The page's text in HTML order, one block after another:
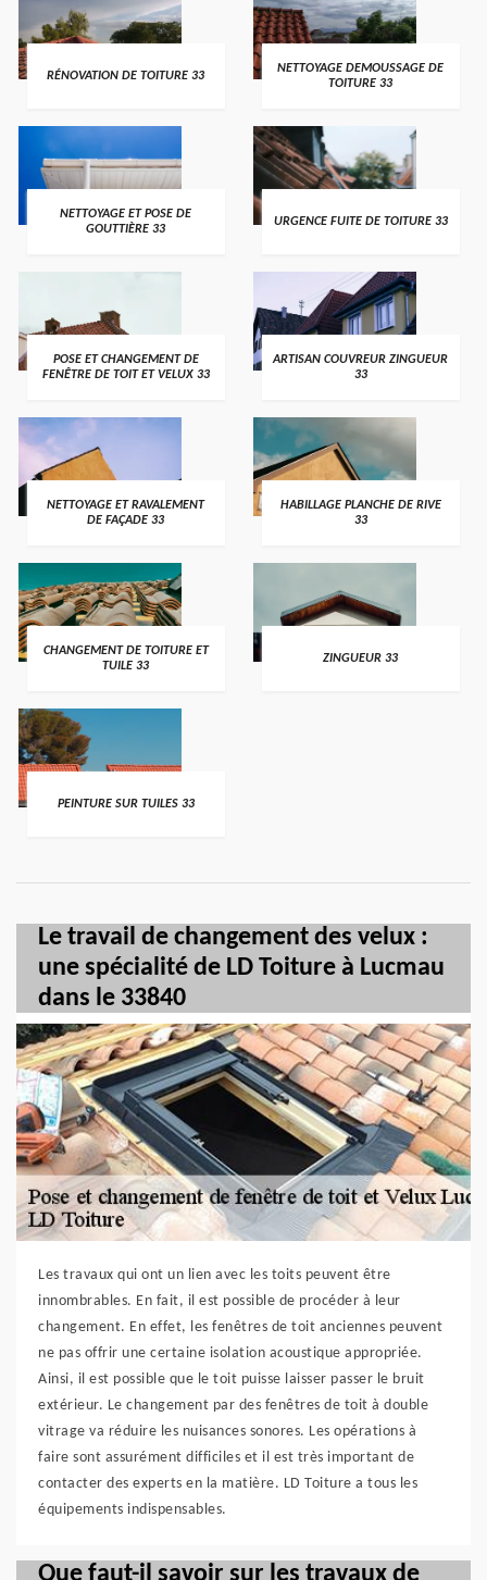
RÉNOVATION DE TOITURE 33
NETTOYAGE DEMOUSSAGE DE
TOITURE 33
NETTOYAGE ET POSE DE
GOUTTIÈRE 33
URGENCE FUITE DE TOITURE 33
POSE ET CHANGEMENT DE
FENÊTRE DE TOIT ET VELUX 33
ARTISAN COUVREUR ZINGUEUR
33
NETTOYAGE ET RAVALEMENT
DE FAÇADE 33
HABILLAGE PLANCHE DE RIVE
33
CHANGEMENT DE TOITURE ET
TUILE 33
ZINGUEUR 33
PEINTURE SUR TUILES 33
Le travail de changement des velux :
une spécialité de LD Toiture à Lucmau
dans le 33840
Les travaux qui ont un lien avec les toits peuvent être
innombrables. En fait, il est possible de procéder à leur
changement. En effet, les fenêtres de toit anciennes peuvent
ne pas offrir une certaine isolation acoustique appropriée.
Ainsi, il est possible que le toit puisse laisser passer le bruit
extérieur. Le changement par des fenêtres de toit à double
vitrage va réduire les nuisances sonores. Les opérations à
faire sont assurément difficiles et il est très important de
contacter des experts en la matière. LD Toiture a tous les
équipements indispensables.
Que faut-il savoir sur les travaux de